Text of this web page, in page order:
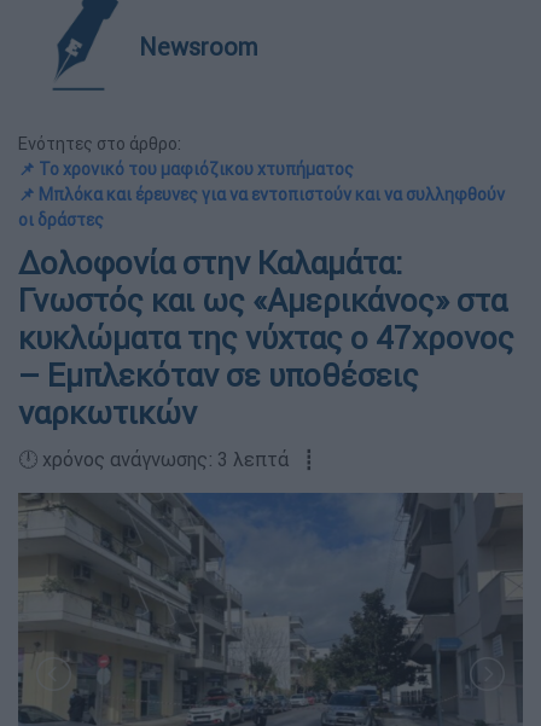
Newsroom
Ενότητες στο άρθρο:
📌 Το χρονικό του μαφιόζικου χτυπήματος
📌 Μπλόκα και έρευνες για να εντοπιστούν και να συλληφθούν
οι δράστες
Δολοφονία στην Καλαμάτα:
Γνωστός και ως «Αμερικάνος» στα
κυκλώματα της νύχτας ο 47χρονος
– Εμπλεκόταν σε υποθέσεις
ναρκωτικών
🕛 χρόνος ανάγνωσης: 3 λεπτά ┋